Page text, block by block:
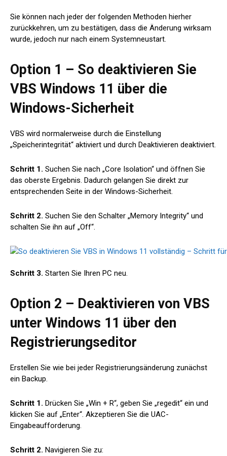
Sie können nach jeder der folgenden Methoden hierher
zurückkehren, um zu bestätigen, dass die Änderung wirksam
wurde, jedoch nur nach einem Systemneustart.
Option 1 – So deaktivieren Sie
VBS Windows 11 über die
Windows-Sicherheit
VBS wird normalerweise durch die Einstellung
„Speicherintegrität“ aktiviert und durch Deaktivieren deaktiviert.
Schritt 1. Suchen Sie nach „Core Isolation“ und öffnen Sie
das oberste Ergebnis. Dadurch gelangen Sie direkt zur
entsprechenden Seite in der Windows-Sicherheit.
Schritt 2. Suchen Sie den Schalter „Memory Integrity“ und
schalten Sie ihn auf „Off“.
Schritt 3. Starten Sie Ihren PC neu.
Option 2 – Deaktivieren von VBS
unter Windows 11 über den
Registrierungseditor
Erstellen Sie wie bei jeder Registrierungsänderung zunächst
ein Backup.
Schritt 1. Drücken Sie „Win + R“, geben Sie „regedit“ ein und
klicken Sie auf „Enter“. Akzeptieren Sie die UAC-
Eingabeaufforderung.
Schritt 2. Navigieren Sie zu: